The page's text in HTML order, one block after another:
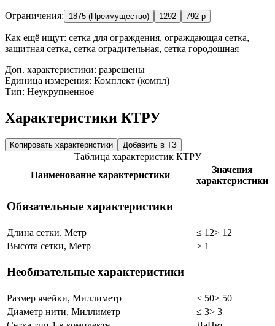
Ограничения: 1875 (Преимущество) 1292 792-р
Как ещё ищут: сетка для ограждения, ограждающая сетка,
защитная сетка, сетка оградительная, сетка городошная
Доп. характеристики: разрешены
Единица измерения: Комплект (компл)
Тип: Неукрупненное
Характеристики КТРУ
Копировать характеристики Добавить в ТЗ
Таблица характеристик КТРУ
Наименование характеристики
Значения
характеристики
Обязательные характеристики
Длина сетки, Метр ≤ 12> 12
Высота сетки, Метр
> 1
Необязательные характеристики
Размер ячейки, Миллиметр ≤ 50> 50
Диаметр нити, Миллиметр
≤ 3> 3